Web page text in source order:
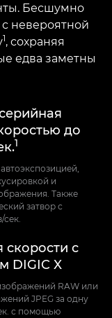
Бесшумно
невероятной
1, сохраняя
едва заметны
до
1
и
Также
затвор с
сек.
скорости с
DIGIC X
RAW или
JPEG за одну
с помощью